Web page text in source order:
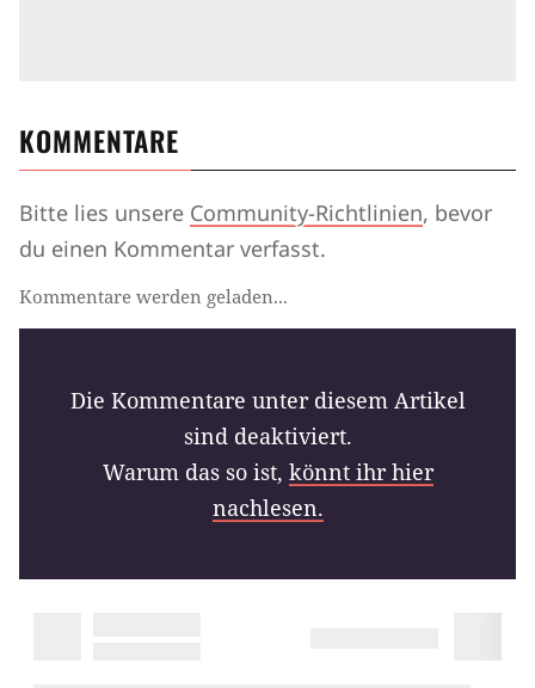
KOMMENTARE
Bitte lies unsere Community-Richtlinien, bevor
du einen Kommentar verfasst.
Kommentare werden geladen...
Die Kommentare unter diesem Artikel
sind deaktiviert.
Warum das so ist, könnt ihr hier
nachlesen.